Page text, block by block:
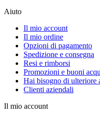
Aiuto
Il mio account
Il mio ordine
Opzioni di pagamento
Spedizione e consegna
Resi e rimborsi
Promozioni e buoni
Hai bisogno di ulteriore
Clienti aziendali
Il mio account